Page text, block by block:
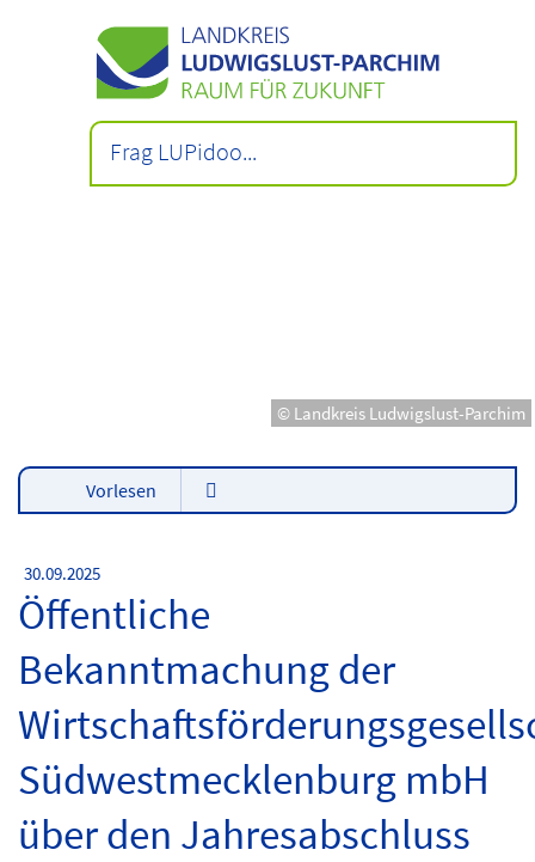
© Landkreis Ludwigslust-Parchim
Vorlesen
30.09.2025
Öffentliche
Bekanntmachung der
Südwestmecklenburg mbH
über den Jahresabschluss